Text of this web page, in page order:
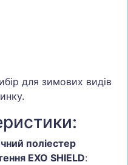
для зимових видів
поліестер
EXO SHIELD: